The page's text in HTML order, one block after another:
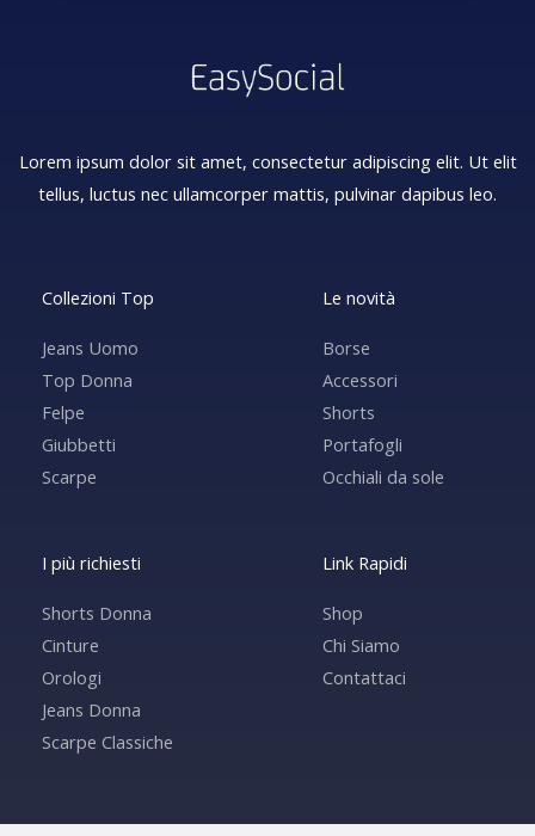
Lorem ipsum dolor sit amet, consectetur adipiscing elit. Ut elit
tellus, luctus nec ullamcorper mattis, pulvinar dapibus leo.
Collezioni Top
Jeans Uomo
Top Donna
Felpe
Giubbetti
Scarpe
Le novità
Borse
Accessori
Shorts
Portafogli
Occhiali da sole
I più richiesti
Shorts Donna
Cinture
Orologi
Jeans Donna
Scarpe Classiche
Link Rapidi
Shop
Chi Siamo
Contattaci